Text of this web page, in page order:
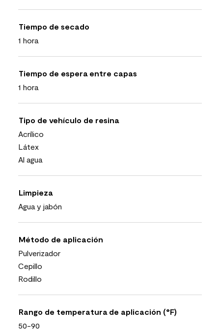
Tiempo de secado
1 hora
Tiempo de espera entre capas
1 hora
Tipo de vehículo de resina
Acrílico
Látex
Al agua
Limpieza
Agua y jabón
Método de aplicación
Pulverizador
Cepillo
Rodillo
Rango de temperatura de aplicación (°F)
50-90